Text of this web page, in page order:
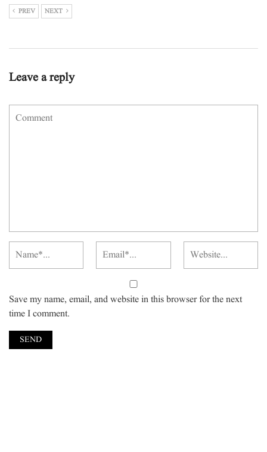
PREV NEXT
Leave a reply
Save my name, email, and website in this browser for the next
time I comment.